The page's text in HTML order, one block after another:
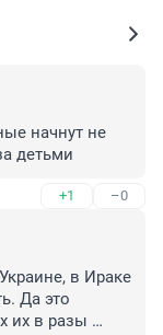
начнут не
детьми
+1 –0
в Ираке
Да это
их в разы